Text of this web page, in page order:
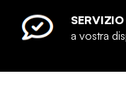
a vostra